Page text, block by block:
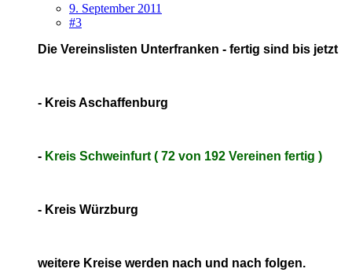
9. September 2011
#3
Die Vereinslisten Unterfranken - fertig sind bis jetzt
- Kreis Aschaffenburg
- Kreis Schweinfurt ( 72 von 192 Vereinen fertig )
- Kreis Würzburg
weitere Kreise werden nach und nach folgen.